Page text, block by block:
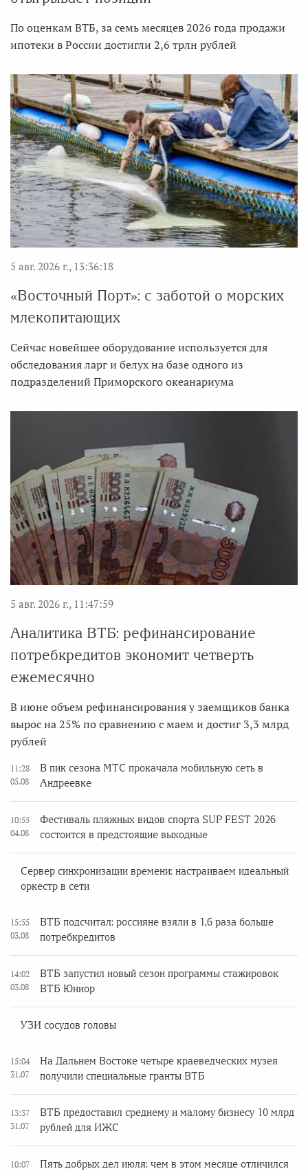
По оценкам ВТБ, за семь месяцев 2026 года продажи
ипотеки в России достигли 2,6 трлн рублей
5 авг. 2026 г., 13:36:18
«Восточный Порт»: с заботой о морских
млекопитающих
Сейчас новейшее оборудование используется для
обследования ларг и белух на базе одного из
подразделений Приморского океанариума
5 авг. 2026 г., 11:47:59
Аналитика ВТБ: рефинансирование
потребкредитов экономит четверть
ежемесячно
В июне объем рефинансирования у заемщиков банка
вырос на 25% по сравнению с маем и достиг 3,3 млрд
рублей
11:28
05.08
В пик сезона МТС прокачала мобильную сеть в
Андреевке
10:55
04.08
Фестиваль пляжных видов спорта SUP FEST 2026
состоится в предстоящие выходные
Сервер синхронизации времени: настраиваем идеальный
оркестр в сети
15:55
03.08
ВТБ подсчитал: россияне взяли в 1,6 раза больше
потребкредитов
14:02
03.08
ВТБ запустил новый сезон программы стажировок
ВТБ Юниор
УЗИ сосудов головы
15:04
31.07
На Дальнем Востоке четыре краеведческих музея
получили специальные гранты ВТБ
13:37
31.07
ВТБ предоставил среднему и малому бизнесу 10 млрд
рублей для ИЖС
10:07
Пять добрых дел июля: чем в этом месяце отличился